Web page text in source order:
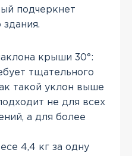
подчеркнет
крыши 30°:
тщательного
такой уклон выше
не для всех
а для более
4,4 кг за одну